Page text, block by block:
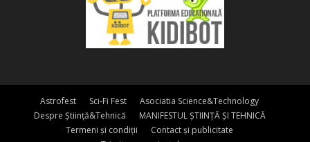
Astrofest Sci-Fi Fest
Asociatia Science&Technology
Despre Știință&Tehnică
MANIFESTUL ȘTIINȚĂ ȘI TEHNICĂ
Termeni și condiții
Contact și publicitate